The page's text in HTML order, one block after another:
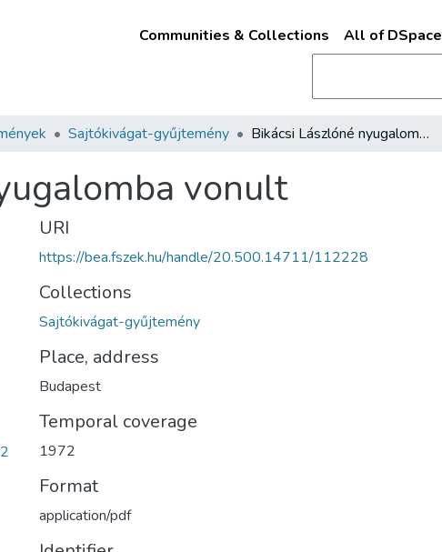
Communities & Collections All of DSpace
Sajtókivágat-gyűjtemény Bikácsi Lászlóné nyugalomba vonult
vonult
URI
https://bea.fszek.hu/handle/20.500.14711/112228
Collections
Sajtókivágat-gyűjtemény
Place, address
Budapest
Temporal coverage
1972
Format
application/pdf